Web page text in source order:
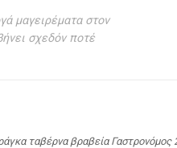
μαγειρέματα στον
σχεδόν ποτέ